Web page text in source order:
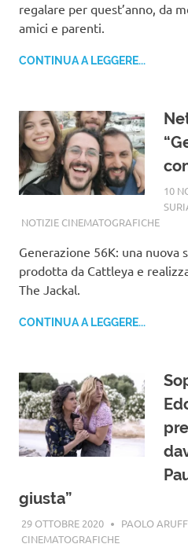
regalare per quest’anno, da
amici e parenti.
CONTINUA A LEGGERE...
10
NOTIZIE CINEMATOGRAFICHE
Generazione 56K: una
prodotta da Cattleya e
The Jackal.
CONTINUA A LEGGERE...
giusta”
29 OTTOBRE 2020 PAOLO
CINEMATOGRAFICHE